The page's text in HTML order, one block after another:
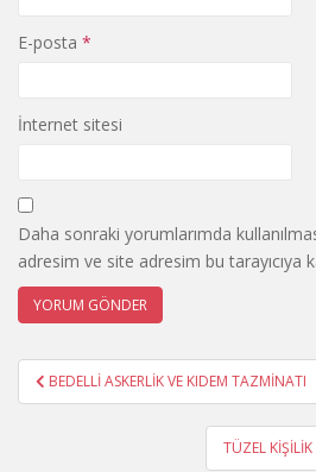
E-posta *
İnternet sitesi
Daha sonraki yorumlarımda
adresim ve site adresim bu tarayıcıya
Yazı
gezinmesi
BEDELLİ ASKERLİK VE KIDEM TAZMİNATI
TÜZEL